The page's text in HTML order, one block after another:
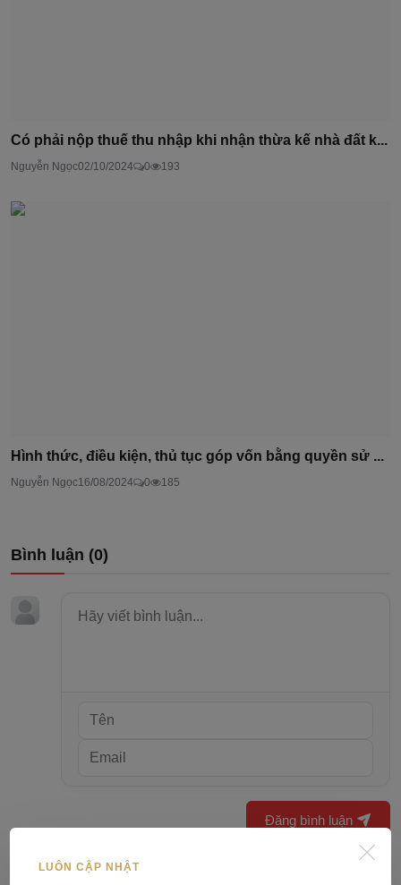
Có phải nộp thuế thu nhập khi nhận thừa kế nhà đất k...
Nguyễn Ngọc02/10/2024 0 193
Hình thức, điều kiện, thủ tục góp vốn bằng quyền sử ...
Nguyễn Ngọc16/08/2024 0 185
Bình luận (0)
Đăng bình luận
LUÔN CẬP NHẬT